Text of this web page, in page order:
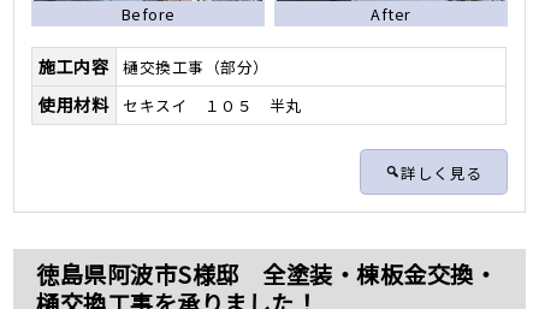
Before After
施工内容 樋交換工事（部分）
使用材料 セキスイ １０５ 半丸
詳しく見る
徳島県阿波市S様邸 全塗装・棟板金交換・